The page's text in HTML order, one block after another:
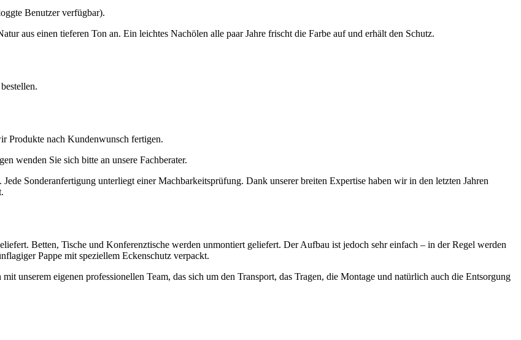
Benutzer verfügbar).
aus einen tieferen Ton an. Ein leichtes Nachölen alle paar Jahre frischt die Farbe auf und erhält den Schutz.
Produkte nach Kundenwunsch fertigen.
wenden Sie sich bitte an unsere Fachberater.
Sonderanfertigung unterliegt einer Machbarkeitsprüfung. Dank unserer breiten Expertise haben wir in den letzten Jahren
Betten, Tische und Konferenztische werden unmontiert geliefert. Der Aufbau ist jedoch sehr einfach – in der Regel werden
Pappe mit speziellem Eckenschutz verpackt.
unserem eigenen professionellen Team, das sich um den Transport, das Tragen, die Montage und natürlich auch die Entsorgung